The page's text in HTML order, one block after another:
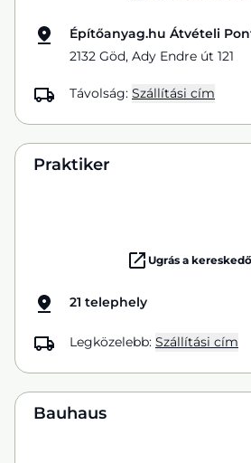
Építőanyag.hu Átvételi
2132 Göd, Ady Endre út 121
Távolság: Szállítási cím
Praktiker
Ugrás a
21 telephely
Legközelebb: Szállítási cím
Bauhaus